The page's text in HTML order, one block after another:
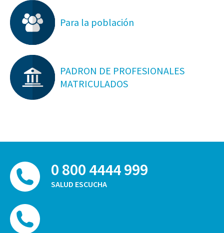
Para la población
PADRON DE PROFESIONALES
MATRICULADOS
0 800 4444 999
SALUD ESCUCHA